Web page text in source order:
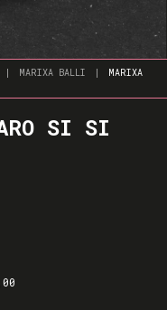
| MARIXA BALLI |
MARIXA
SI SI